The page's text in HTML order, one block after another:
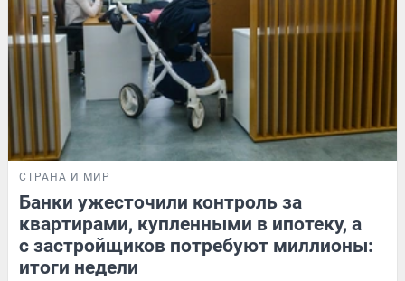
СТРАНА И МИР
Банки ужесточили контроль за
квартирами, купленными в ипотеку, а
с застройщиков потребуют миллионы:
итоги недели